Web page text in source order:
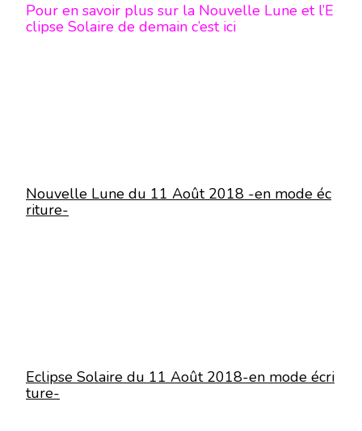
Pour en savoir plus sur la Nouvelle Lune et l’E
clipse Solaire de demain c’est ici
Nouvelle Lune du 11 Août 2018 -en mode éc
riture-
Eclipse Solaire du 11 Août 2018-en mode écri
ture-